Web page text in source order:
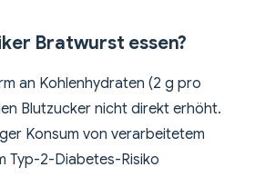
Bratwurst essen?
an Kohlenhydraten (2 g pro
Blutzucker nicht direkt erhöht.
Konsum von verarbeitetem
Typ-2-Diabetes-Risiko